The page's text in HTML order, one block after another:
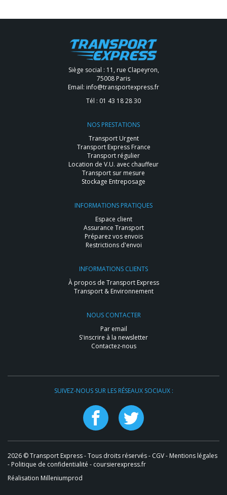
Siège social : 11, rue Clapeyron,
75008 Paris
Email: info@transportexpress.fr
Tél : 01 43 18 28 30
NOS PRESTATIONS
Transport Urgent
Transport Express France
Transport régulier
Location de V.U. avec chauffeur
Transport sur mesure
Stockage Entreposage
INFORMATIONS PRATIQUES
Espace client
Assurance Transport
Préparez vos envois
Restrictions d'envoi
INFORMATIONS CLIENTS
À propos de Transport Express
Transport & Environnement
NOUS CONTACTER
Par email
S'inscrire à la newsletter
Contactez-nous
SUIVEZ-NOUS SUR LES RÉSEAUX SOCIAUX :
2026 © Transport Express - Tous droits réservés - CGV- Mentions légales
- Politique de confidentialité - coursierexpress.fr
Réalisation Milleniumprod